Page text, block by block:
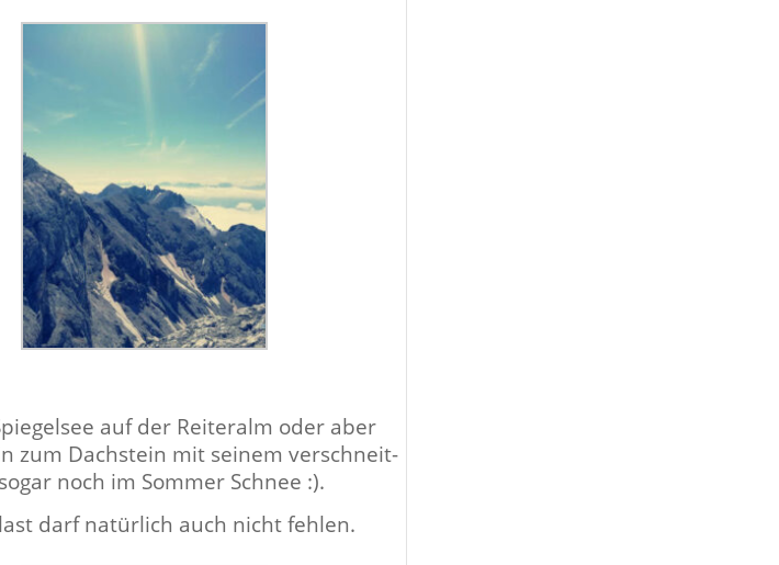
auf der Reit­eralm oder aber
zum Dachstein mit seinem ver­schneit­
noch im Som­mer Schnee :).
darf natür­lich auch nicht fehlen.